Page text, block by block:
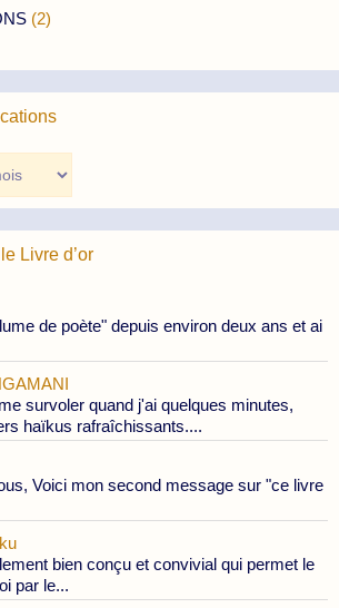
(2)
Livre d’or
de poète" depuis environ deux ans et ai
survoler quand j'ai quelques minutes,
haïkus rafraîchissants....
Voici mon second message sur "ce livre
bien conçu et convivial qui permet le
par le...